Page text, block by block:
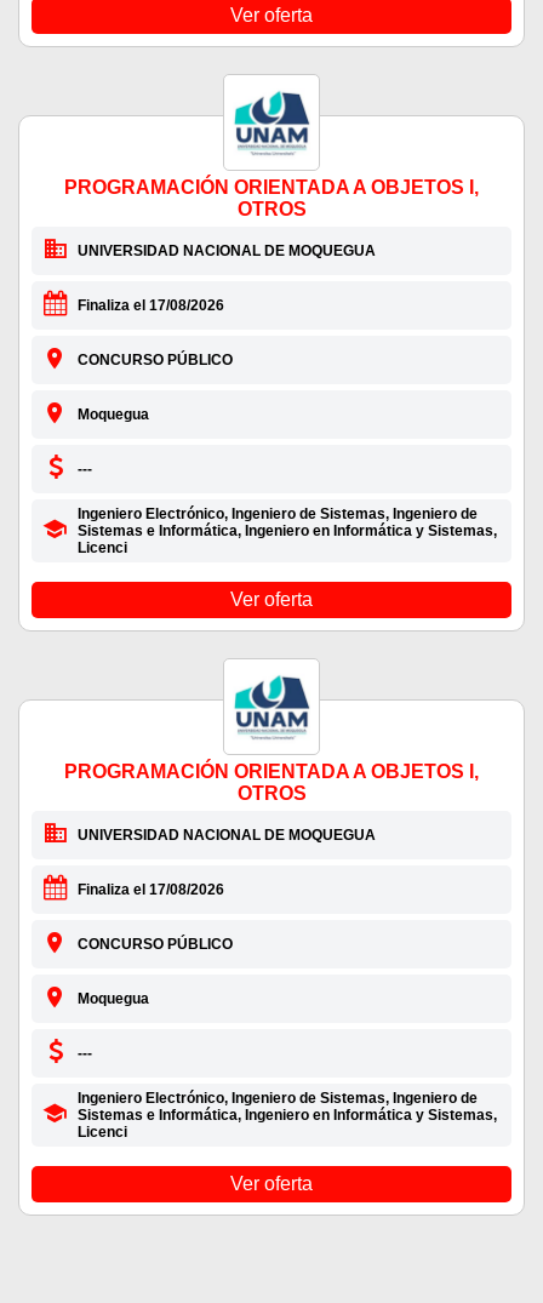
Ver oferta
PROGRAMACIÓN ORIENTADA A OBJETOS I,
OTROS
UNIVERSIDAD NACIONAL DE MOQUEGUA
Finaliza el 17/08/2026
CONCURSO PÚBLICO
Moquegua
---
Ingeniero Electrónico, Ingeniero de Sistemas, Ingeniero de
Sistemas e Informática, Ingeniero en Informática y Sistemas,
Licenci
Ver oferta
PROGRAMACIÓN ORIENTADA A OBJETOS I,
OTROS
UNIVERSIDAD NACIONAL DE MOQUEGUA
Finaliza el 17/08/2026
CONCURSO PÚBLICO
Moquegua
---
Ingeniero Electrónico, Ingeniero de Sistemas, Ingeniero de
Sistemas e Informática, Ingeniero en Informática y Sistemas,
Licenci
Ver oferta